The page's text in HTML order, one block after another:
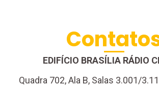
EDIFÍCIO BRASÍLIA RÁDIO
Quadra 702, Ala B, Salas 3.001/